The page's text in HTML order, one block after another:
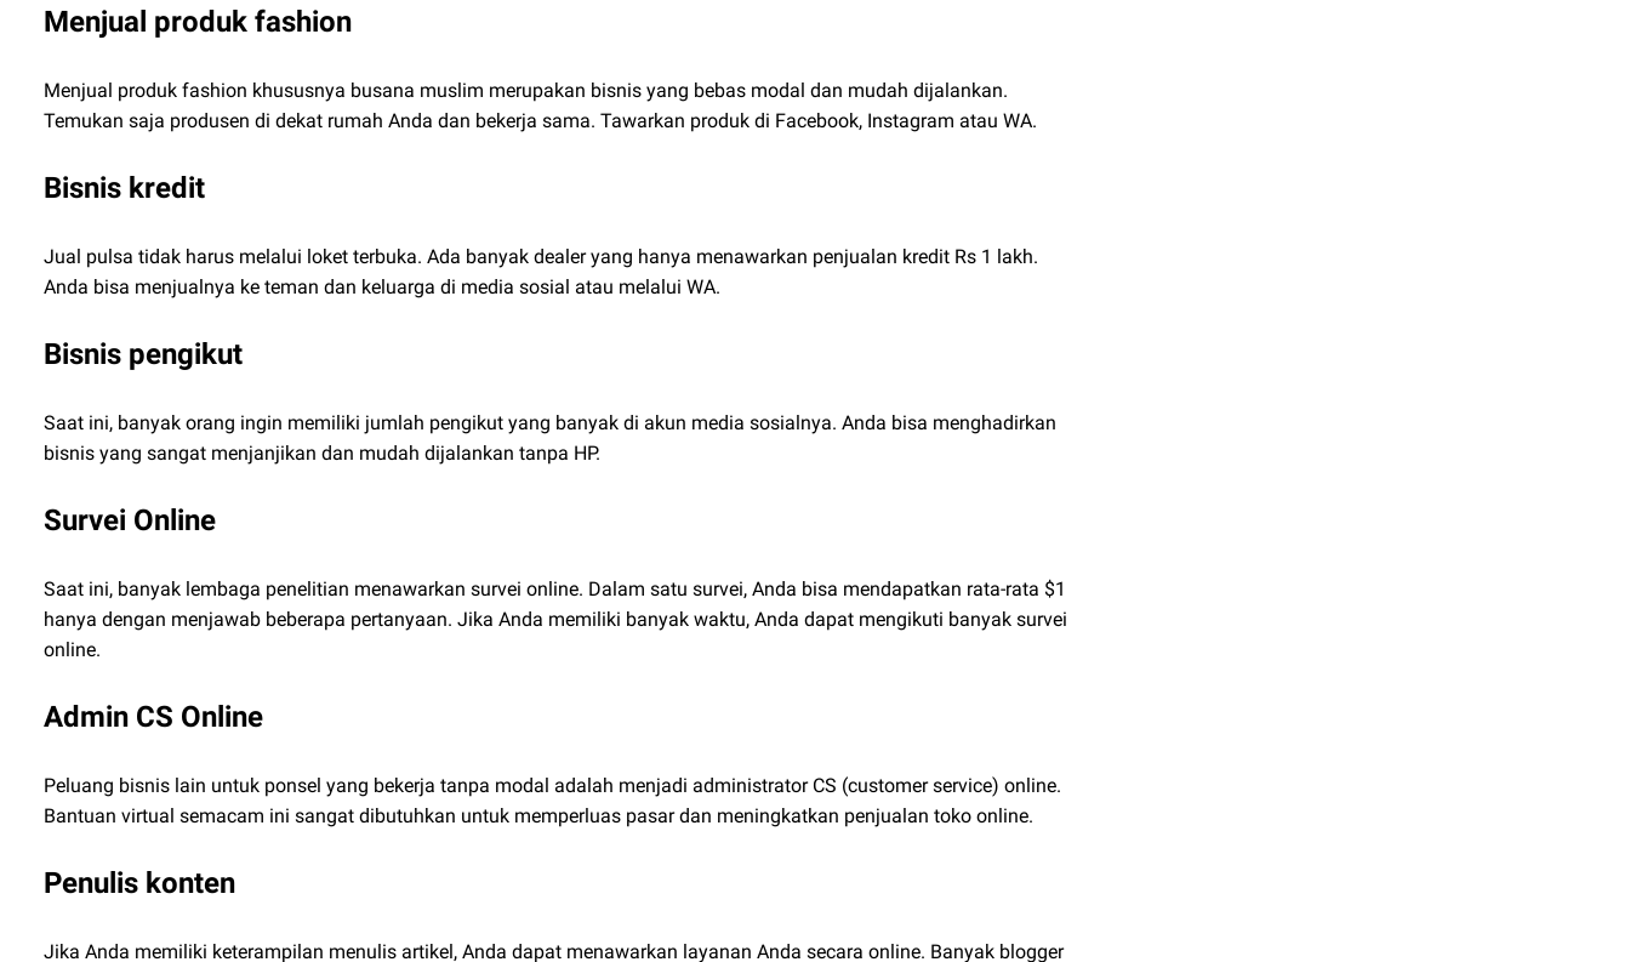
Menjual produk fashion
Menjual produk fashion khususnya busana muslim merupakan bisnis yang bebas modal dan mudah dijalankan.
Temukan saja produsen di dekat rumah Anda dan bekerja sama. Tawarkan produk di Facebook, Instagram atau WA.
Bisnis kredit
Jual pulsa tidak harus melalui loket terbuka. Ada banyak dealer yang hanya menawarkan penjualan kredit Rs 1 lakh.
Anda bisa menjualnya ke teman dan keluarga di media sosial atau melalui WA.
Bisnis pengikut
Saat ini, banyak orang ingin memiliki jumlah pengikut yang banyak di akun media sosialnya. Anda bisa menghadirkan
bisnis yang sangat menjanjikan dan mudah dijalankan tanpa HP.
Survei Online
Saat ini, banyak lembaga penelitian menawarkan survei online. Dalam satu survei, Anda bisa mendapatkan rata-rata $1
hanya dengan menjawab beberapa pertanyaan. Jika Anda memiliki banyak waktu, Anda dapat mengikuti banyak survei
online.
Admin CS Online
Peluang bisnis lain untuk ponsel yang bekerja tanpa modal adalah menjadi administrator CS (customer service) online.
Bantuan virtual semacam ini sangat dibutuhkan untuk memperluas pasar dan meningkatkan penjualan toko online.
Penulis konten
Jika Anda memiliki keterampilan menulis artikel, Anda dapat menawarkan layanan Anda secara online. Banyak blogger